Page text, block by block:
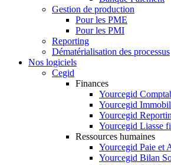
Gestion de production
Pour les PME
Pour les PMI
Reporting
Dématérialisation des processus
Nos logiciels
Cegid
Finances
Yourcegid
Yourcegid
Yourcegid
Yourcegid Liasse
Ressources humaines
Yourcegid Paie et
Yourcegid Bilan